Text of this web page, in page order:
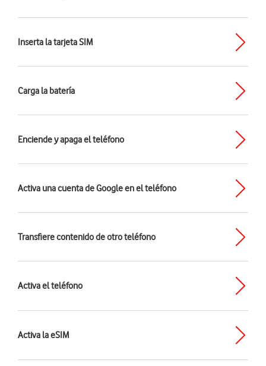
Inserta la tarjeta SIM
Carga la batería
Enciende y apaga el teléfono
Activa una cuenta de Google en el teléfono
Transfiere contenido de otro teléfono
Activa el teléfono
Activa la eSIM